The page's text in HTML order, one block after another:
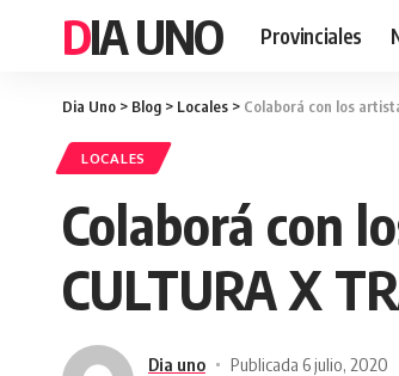
DIA UNO Provinciales
Dia Uno > Blog > Locales > Colaborá con los
LOCALES
Colaborá con
CULTURA X
Dia uno Publicada 6 julio, 2020